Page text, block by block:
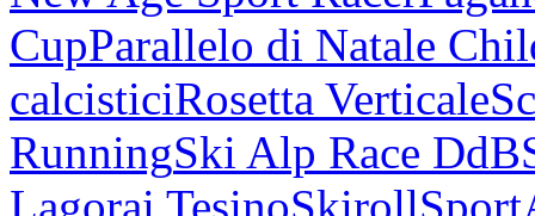
CupParallelo di Natale
calcisticiRosetta Verticale
RunningSki Alp Race DdB